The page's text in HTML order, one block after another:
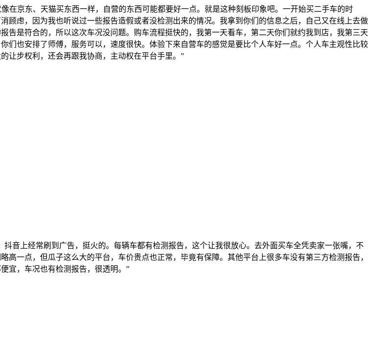
在京东、天猫买东西一样，自营的东西可能都要好一点。就是这种刻板印象吧。一开始买二手车的时
顾虑，因为我也听说过一些报告造假或者没检测出来的情况。我拿到你们的信息之后，自己又在线上去做
告是符合的，所以这次车况没问题。购车流程挺快的，我第一天看车，第二天你们就约我到店，我第三天
们也安排了师傅，服务可以，速度很快。体验下来自营车的感觉是要比个人车好一点。个人车主观性比较
让步权利，还会再跟我协商，主动权在平台手里。”
音上经常刷到广告，挺火的。每辆车都有检测报告，这个让我很放心。去外面买车全凭卖家一张嘴，不
一点，但瓜子这么大的平台，车价贵点也正常，毕竟有保障。其他平台上很多车没有第三方检测报告，
宜，车况也有检测报告，很透明。”